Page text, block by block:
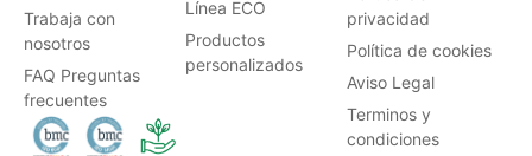
Trabaja con
nosotros
FAQ Preguntas
frecuentes
Línea ECO
Productos
personalizados
privacidad
Política de cookies
Aviso Legal
Terminos y
condiciones